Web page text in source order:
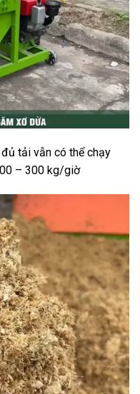
tải vẫn có thể chạy
– 300 kg/giờ